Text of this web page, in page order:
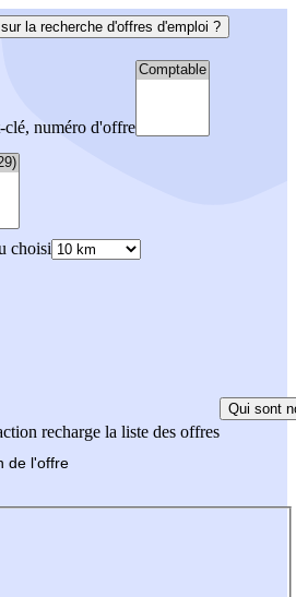
la recherche d'offres d'emploi ?
clé, numéro d'offre
choisi
recharge la liste des offres
Qui sont
de l'offre